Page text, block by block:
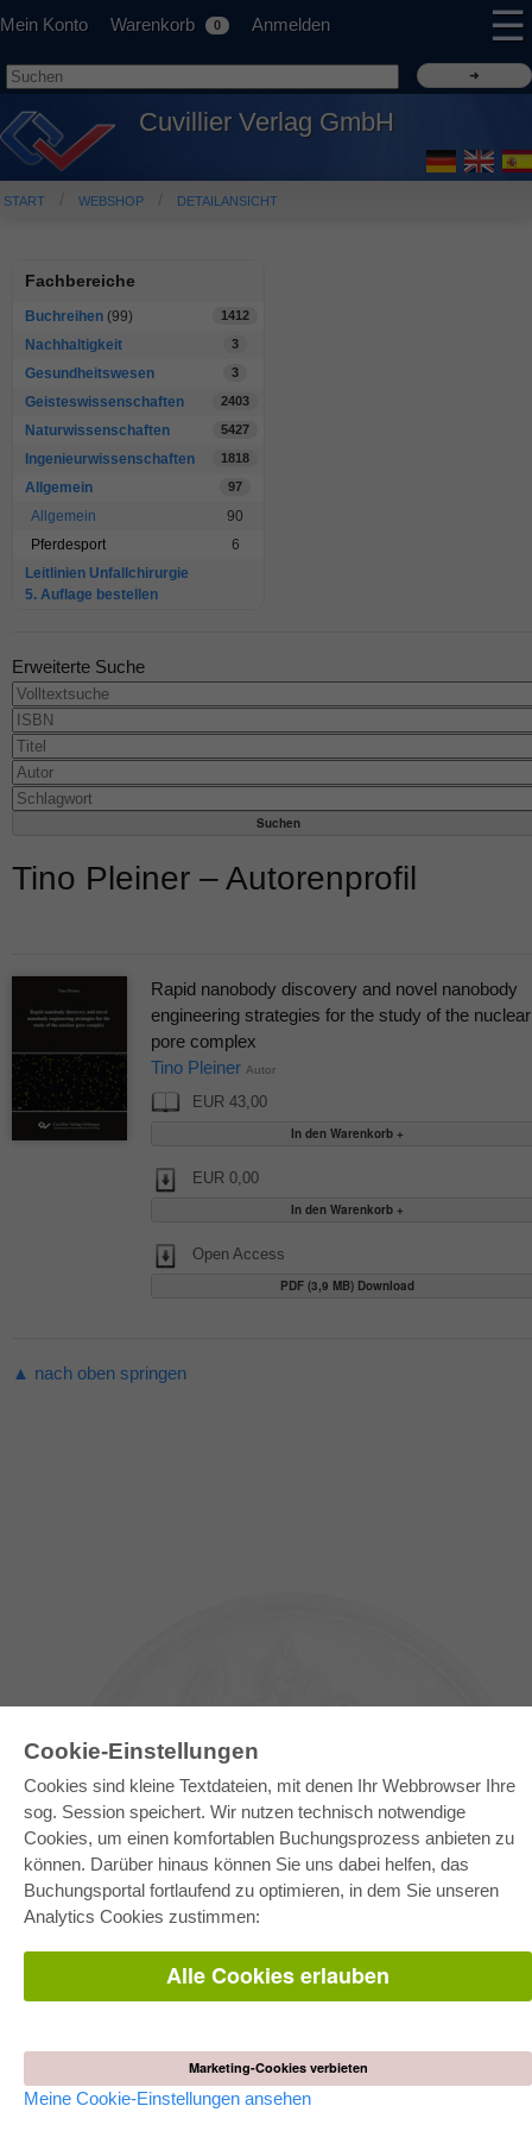
Cookie-Einstellungen
Cookies sind kleine Textdateien, mit denen Ihr Webbrowser Ihre
sog. Session speichert. Wir nutzen technisch notwendige
Cookies, um einen komfortablen Buchungsprozess anbieten zu
können. Darüber hinaus können Sie uns dabei helfen, das
Buchungsportal fortlaufend zu optimieren, in dem Sie unseren
Analytics Cookies zustimmen:
Alle Cookies erlauben
Marketing-Cookies verbieten
Meine Cookie-Einstellungen ansehen
Mein Konto Warenkorb 0 Anmelden ☰
Cuvillier Verlag GmbH
START WEBSHOP DETAILANSICHT
Fachbereiche
Buchreihen (99) 1412
Nachhaltigkeit 3
Gesundheitswesen 3
Geisteswissenschaften 2403
Naturwissenschaften 5427
Ingenieurwissenschaften 1818
Allgemein 97
Allgemein
90
Pferdesport
6
Leitlinien Unfallchirurgie
5. Auflage bestellen
Erweiterte Suche
Tino Pleiner – Autorenprofil
Rapid nanobody discovery and novel nanobody
engineering strategies for the study of the nuclear
pore complex
Tino Pleiner Autor
EUR 43,00
EUR 0,00
Open Access
PDF (3,9 MB) Download
▲ nach oben springen
E-COLLECTION
Gesamtpaket
Fachbereichspakete
Bereitstellung von E-Books
Häufig gestellte Fragen (FAQ)
AGB